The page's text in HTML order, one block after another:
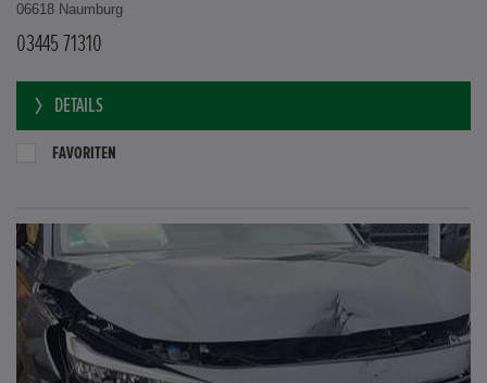
06618 Naumburg
03445 71310
DETAILS
FAVORITEN